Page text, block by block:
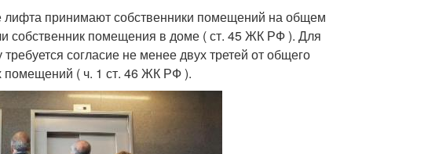
принимают собственники помещений на общем
собственник помещения в доме ( ст. 45 ЖК РФ ). Для
согласие не менее двух третей от общего
помещений ( ч. 1 ст. 46 ЖК РФ ).